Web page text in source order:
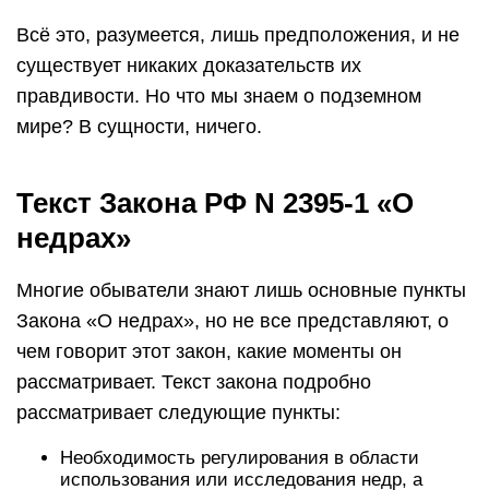
Всё это, разумеется, лишь предположения, и не
существует никаких доказательств их
правдивости. Но что мы знаем о подземном
мире? В сущности, ничего.
Текст Закона РФ N 2395-1 «О
недрах»
Многие обыватели знают лишь основные пункты
Закона «О недрах», но не все представляют, о
чем говорит этот закон, какие моменты он
рассматривает. Текст закона подробно
рассматривает следующие пункты:
Необходимость регулирования в области
использования или исследования недр, а